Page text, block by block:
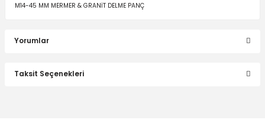
M14-45 MM MERMER & GRANİT DELME PANÇ
Yorumlar
Taksit Seçenekleri